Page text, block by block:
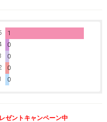
1
0
0
0
0
ゼントキャンペーン中